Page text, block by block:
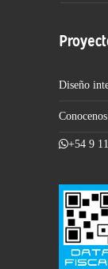
Diseño
Conocenos
+54 9